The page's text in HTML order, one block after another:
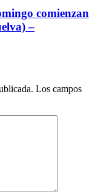
comienzan
–
Los campos